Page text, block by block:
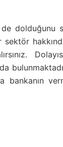
dolduğunu
bankanın